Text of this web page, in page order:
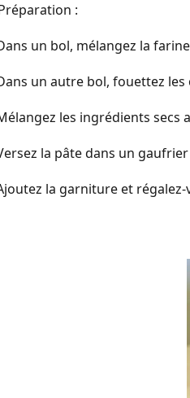
:
un bol, mélangez la
un autre bol, fouettez
les ingrédients secs
la pâte dans un
la garniture et régalez-